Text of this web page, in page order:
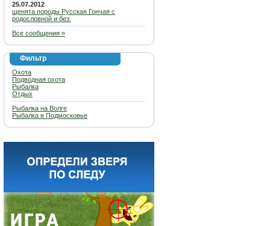
25.07.2012
щенята породы Русская Гончая с
родословной и без.
Все сообщения »
Фильтр
Охота
Подводная охота
Рыбалка
Отдых
Рыбалка на Волге
Рыбалка в Подмосковье